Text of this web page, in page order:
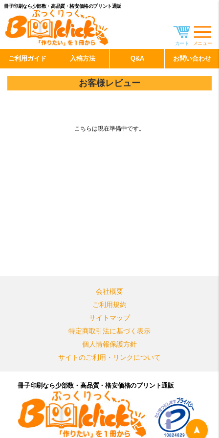
冊子印刷なら少部数・高品質・格安価格のプリント通販
カート メニュー
ご利用ガイド 入稿方法 Q&A お問い合わせ
お客様レビュー
こちらは現在準備中です。
navigation
会社概要
ご利用規約
サイトマップ
特定商取引法に基づく表示
個人情報保護方針
サイトのご利用・リンクについて
冊子印刷なら少部数・高品質・格安価格のプリント通販